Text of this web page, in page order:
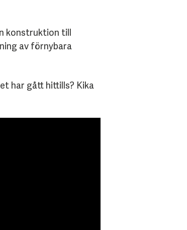
konstruktion till
av förnybara
har gått hittills? Kika